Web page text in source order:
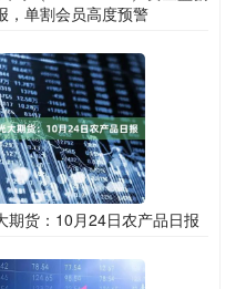
，单割会员高度预警
期货：10月24日农产品日报